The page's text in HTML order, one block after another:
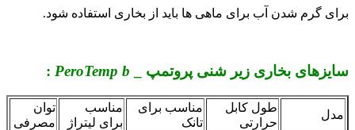
برای گرم شدن آب برای ماهی ها باید از بخاری استفاده شود.
سایزهای بخاری زیر شنی پروتمپ _ PeroTemp b
:
مدل
طول کابل
حرارتی
مناسب برای
تانک
مناسب
برای لیتراژ
توان
مصرفی